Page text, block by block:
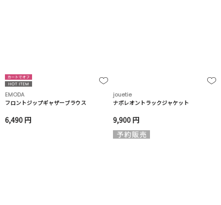
EMODA
フロントジップギャザーブラウス
6,490 円
jouetie
ナポレオントラックジャケット
9,900 円